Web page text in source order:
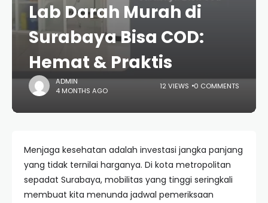
Lab Darah Murah di
Surabaya Bisa COD:
Hemat & Praktis
ADMIN
4 MONTHS AGO
12 VIEWS 0 COMMENTS
Menjaga kesehatan adalah investasi jangka panjang
yang tidak ternilai harganya. Di kota metropolitan
sepadat Surabaya, mobilitas yang tinggi seringkali
membuat kita menunda jadwal pemeriksaan